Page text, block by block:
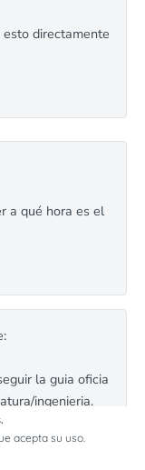
directamente
a qué hora es el
la guia oficia
ingenieria.
acepta su uso.